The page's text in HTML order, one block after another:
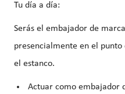
Tu día a día:
Serás el embajador de
presencialmente en el
el estanco.
Actuar como embajador